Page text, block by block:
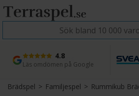
4.8
Läs omdömen på Google
Snabb leverans
Direkt från lager
45
Brädspel> Familjespel> Rummikub